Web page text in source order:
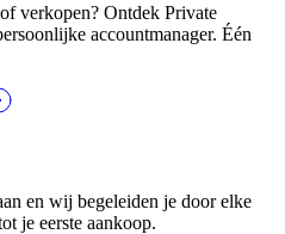
verkopen? Ontdek Private
accountmanager. Één
en wij begeleiden je door elke
je eerste aankoop.